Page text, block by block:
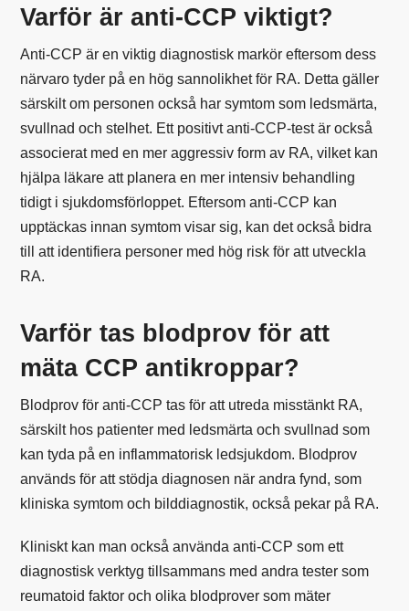
Varför är anti-CCP viktigt?
Anti-CCP är en viktig diagnostisk markör eftersom dess
närvaro tyder på en hög sannolikhet för RA. Detta gäller
särskilt om personen också har symtom som ledsmärta,
svullnad och stelhet. Ett positivt anti-CCP-test är också
associerat med en mer aggressiv form av RA, vilket kan
hjälpa läkare att planera en mer intensiv behandling
tidigt i sjukdomsförloppet. Eftersom anti-CCP kan
upptäckas innan symtom visar sig, kan det också bidra
till att identifiera personer med hög risk för att utveckla
RA.
Varför tas blodprov för att
mäta CCP antikroppar?
Blodprov för anti-CCP tas för att utreda misstänkt RA,
särskilt hos patienter med ledsmärta och svullnad som
kan tyda på en inflammatorisk ledsjukdom. Blodprov
används för att stödja diagnosen när andra fynd, som
kliniska symtom och bilddiagnostik, också pekar på RA.
Kliniskt kan man också använda anti-CCP som ett
diagnostisk verktyg tillsammans med andra tester som
reumatoid faktor och olika blodprover som mäter